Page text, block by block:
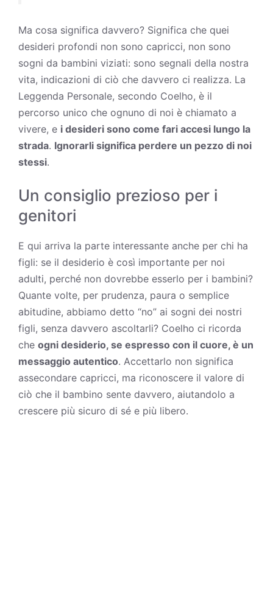
Ma cosa significa davvero? Significa che quei
desideri profondi non sono capricci, non sono
sogni da bambini viziati: sono segnali della nostra
vita, indicazioni di ciò che davvero ci realizza. La
Leggenda Personale, secondo Coelho, è il
percorso unico che ognuno di noi è chiamato a
vivere, e i desideri sono come fari accesi lungo la
strada. Ignorarli significa perdere un pezzo di noi
stessi.
Un consiglio prezioso per i
genitori
E qui arriva la parte interessante anche per chi ha
figli: se il desiderio è così importante per noi
adulti, perché non dovrebbe esserlo per i bambini?
Quante volte, per prudenza, paura o semplice
abitudine, abbiamo detto “no” ai sogni dei nostri
figli, senza davvero ascoltarli? Coelho ci ricorda
che ogni desiderio, se espresso con il cuore, è un
messaggio autentico. Accettarlo non significa
assecondare capricci, ma riconoscere il valore di
ciò che il bambino sente davvero, aiutandolo a
crescere più sicuro di sé e più libero.